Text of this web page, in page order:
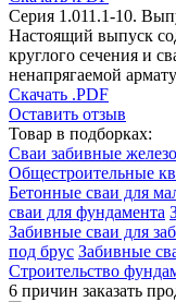
Серия 1.011.1-10.
Настоящий выпуск
круглого сечения и
ненапрягаемой
Скачать .PDF
Оставить отзыв
Товар в подборках:
Сваи забивные
Общестроительные
Бетонные сваи для
сваи для фундамента
Забивные сваи для
под брус Забивные
Строительство
6 причин заказать